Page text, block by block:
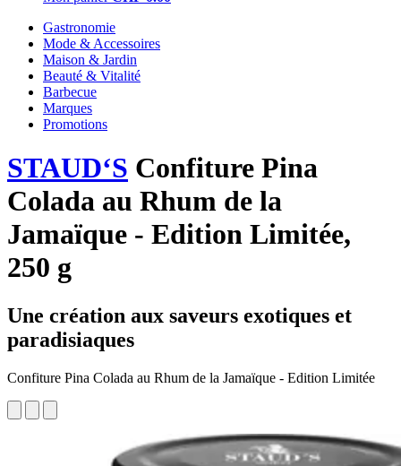
Gastronomie
Mode & Accessoires
Maison & Jardin
Beauté & Vitalité
Barbecue
Marques
Promotions
STAUD‘S Confiture Pina
Colada au Rhum de la
Jamaïque - Edition Limitée,
250 g
Une création aux saveurs exotiques et
paradisiaques
Confiture Pina Colada au Rhum de la Jamaïque - Edition Limitée